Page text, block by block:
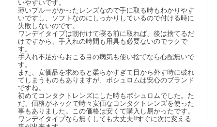
いやすいです。
薄いブルーがかったレンズなので手に取る時もわかりやす
いですし、ソフトなのにしっかりしているので付ける時に
失敗しないのです。
ワンデイタイプは朝付けて寝る前に取れば、後は捨てるだ
けですから、手入れの時間も用具も必要ないのでラクで
す。
手入れ不足からおこる目の病気も使い捨てなら心配無いで
す。
また、安価品を求めると柔らかすぎて目から外す時に破れ
てしまうものもありますが、ボシュロムは安心のブランド
ですね。
初めてコンタクトレンズにした時もボシュロムでした。た
だ、価格がネックで時々安価なコンタクトレンズを使った
事もありました。この価格は安くて購入し易かったです。
ワンデイタイプなら無くしても大丈夫!!すぐに次に変える